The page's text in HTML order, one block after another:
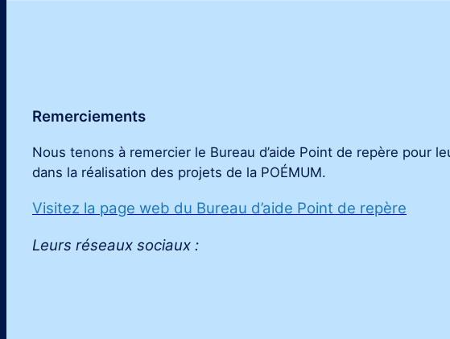
Remerciements
Nous tenons à remercier le Bureau d’aide Point de repère pour
dans la réalisation des projets de la POÉMUM.
Visitez la page web du Bureau d’aide Point de repère
Leurs réseaux sociaux :